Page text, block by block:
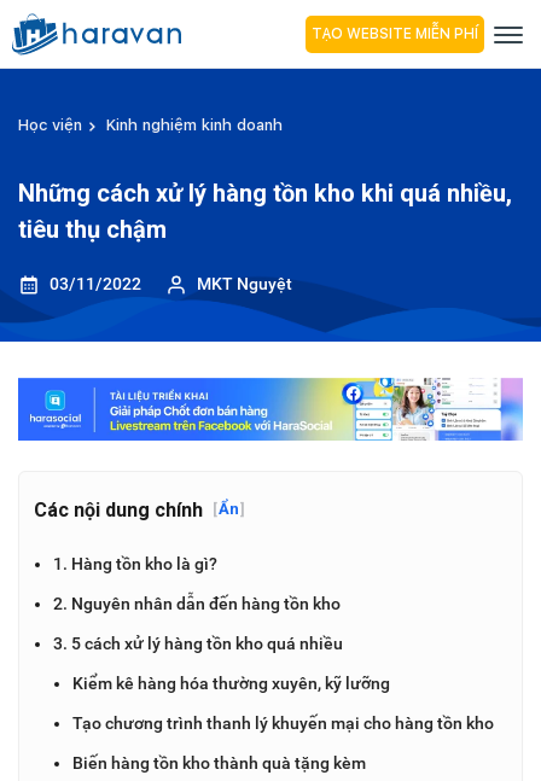
TẠO WEBSITE MIỄN PHÍ
Học viện Kinh nghiệm kinh doanh
Những cách xử lý hàng tồn kho khi quá nhiều,
tiêu thụ chậm
03/11/2022 MKT Nguyệt
Các nội dung chính [Ẩn]
1. Hàng tồn kho là gì?
2. Nguyên nhân dẫn đến hàng tồn kho
3. 5 cách xử lý hàng tồn kho quá nhiều
Kiểm kê hàng hóa thường xuyên, kỹ lưỡng
Tạo chương trình thanh lý khuyến mại cho hàng tồn kho
Biến hàng tồn kho thành quà tặng kèm